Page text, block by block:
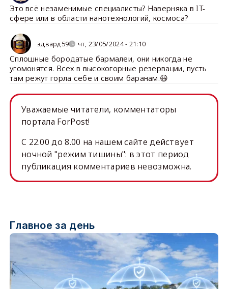
Это всё незаменимые специалисты? Наверняка в IT-
сфере или в области нанотехнологий, космоса?
эдвард59 чт, 23/05/2024 - 21:10
Сплошные бородатые бармалеи, они никогда не
угомонятся. Всех в высокогорные резервации, пусть
там режут горла себе и своим баранам.😃
Уважаемые читатели, комментаторы
портала ForPost!
C 22.00 до 8.00 на нашем сайте действует
ночной "режим тишины": в этот период
публикация комментариев невозможна.
Главное за день